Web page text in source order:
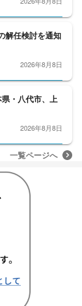
解任検討を通知
2026年8月8日
・八代市、上
2026年8月8日
一覧ページへ